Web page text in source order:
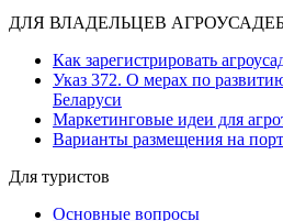
ДЛЯ ВЛАДЕЛЬЦЕВ
Как зарегистрировать
Указ 372. О мерах по
Беларуси
Маркетинговые идеи для
Варианты размещения на
Для туристов
Основные вопросы